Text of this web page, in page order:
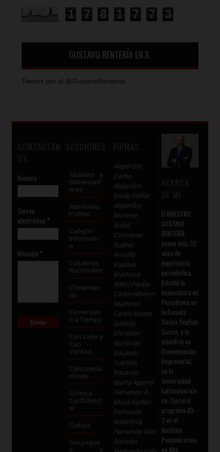
1 7 8 1 7 7 3
GUSTAVO RENTERÍA EN X.
Tweets por el @GustavoRenteria.
Nombre
Correo
electrónico *
Mensaje *
Alcaldes y
Gobernad
ores
Astrolabio
Político
Callejón
Informativ
o
Columnas
Nacionales
Comentan
do
Comentari
o a Tiempo
Con Valor y
Con
Verdad
Concatena
ciones
Crónica
Confidenci
al
Cultura
Despegue
s y
Alejandro
Cacho
Alejandro
Envila Fisher
Alejandro
Moreno
Aribel
Contreras
Suárez
Arnulfo
Valdivia
Machuca
Billie J Parker
Carlos Alberto
Martínez
Carlos Ravelo
Galindo
Christián
Gutiérrez
Eduardo
Fuentes
Eduardo
Ibarra Aguirre
Fernando A.
Mora Guillén
Fernando
Amerlinck
Fernando Díaz
Naranjo
El MAESTRO
GUSTAVO
RENTERÍA
posee más 32
años de
experiencia
periodística.
Estudió la
licenciatura en
Periodismo en
la Escuela
Carlos Septién
García, y la
maestría en
Comunicación
Empresarial,
en la
Universidad
Latinoamerica
na. Cursó el
programa AD-
2 en el
Instituto
Panamericano
en Alta